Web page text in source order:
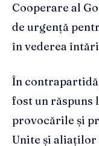
Cooperare al
de urgență
în vederea
În
fost un răspuns
provocările și
Unite și